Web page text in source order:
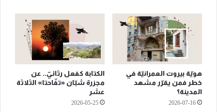
هويّة بيروت العمرانيّة في
خطر فمن يقرّر مشهد
المدينة؟
2026-07-16
الكتابة كفعل رثائيّ.. عن
مجزرة شبّان «تفّاحتا» الثلاثة
عشر
2026-05-25